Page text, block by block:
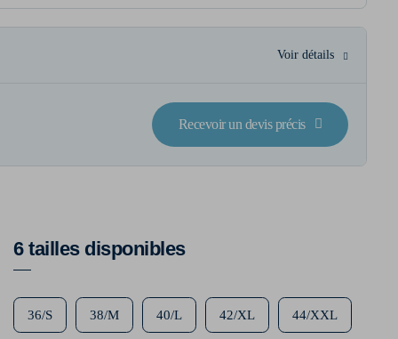
Voir détails
Recevoir un devis précis
6 tailles disponibles
36/S 38/M 40/L 42/XL 44/XXL